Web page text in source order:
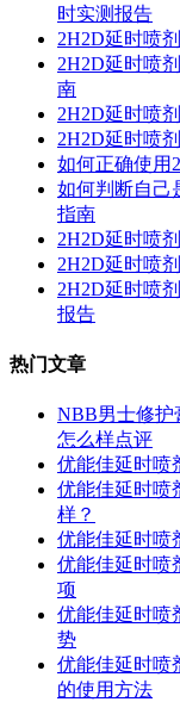
时实测报告
2H2D延时喷
2H2D延时喷
南
2H2D延时喷
2H2D延时喷
如何正确使用
如何判断自己
指南
2H2D延时喷
2H2D延时喷
2H2D延时喷
报告
热门文章
NBB男士修护
怎么样点评
优能佳延时喷
优能佳延时喷
样？
优能佳延时喷
优能佳延时喷
项
优能佳延时喷
势
优能佳延时喷
的使用方法